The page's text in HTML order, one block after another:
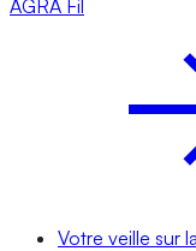
AGRA Fil
Votre veille sur